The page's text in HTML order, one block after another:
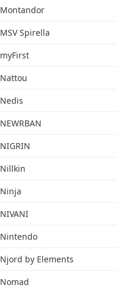
Montandor
MSV Spirella
myFirst
Nattou
Nedis
NEWRBAN
NIGRIN
Nillkin
Ninja
NIVANI
Nintendo
Njord by Elements
Nomad